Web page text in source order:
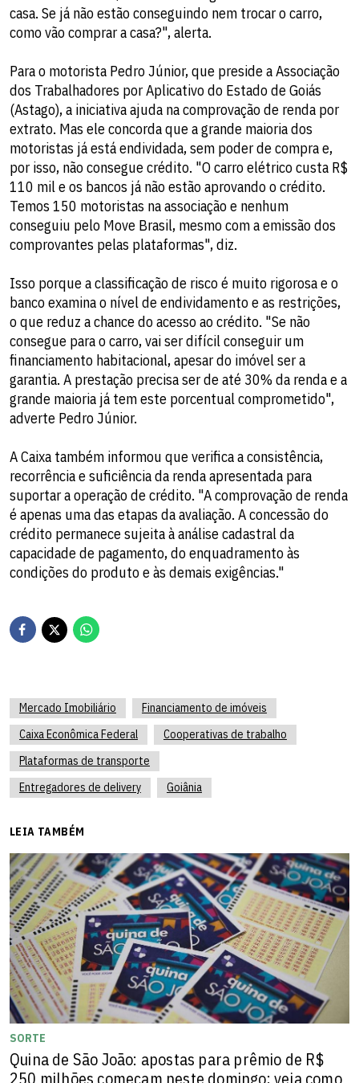
casa. Se já não estão conseguindo nem trocar o carro,
como vão comprar a casa?", alerta.
Para o motorista Pedro Júnior, que preside a Associação
dos Trabalhadores por Aplicativo do Estado de Goiás
(Astago), a iniciativa ajuda na comprovação de renda por
extrato. Mas ele concorda que a grande maioria dos
motoristas já está endividada, sem poder de compra e,
por isso, não consegue crédito. "O carro elétrico custa R$
110 mil e os bancos já não estão aprovando o crédito.
Temos 150 motoristas na associação e nenhum
conseguiu pelo Move Brasil, mesmo com a emissão dos
comprovantes pelas plataformas", diz.
Isso porque a classificação de risco é muito rigorosa e o
banco examina o nível de endividamento e as restrições,
o que reduz a chance do acesso ao crédito. "Se não
consegue para o carro, vai ser difícil conseguir um
financiamento habitacional, apesar do imóvel ser a
garantia. A prestação precisa ser de até 30% da renda e a
grande maioria já tem este porcentual comprometido",
adverte Pedro Júnior.
A Caixa também informou que verifica a consistência,
recorrência e suficiência da renda apresentada para
suportar a operação de crédito. "A comprovação de renda
é apenas uma das etapas da avaliação. A concessão do
crédito permanece sujeita à análise cadastral da
capacidade de pagamento, do enquadramento às
condições do produto e às demais exigências."
Mercado Imobiliário
Financiamento de imóveis
Caixa Econômica Federal
Cooperativas de trabalho
Plataformas de transporte
Entregadores de delivery
Goiânia
LEIA TAMBÉM
SORTE
Quina de São João: apostas para prêmio de R$